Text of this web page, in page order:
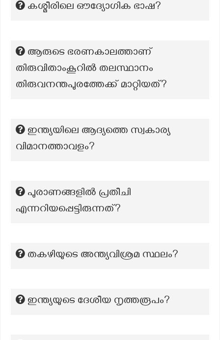
കശ്മീരിലെ ഔദ്യോഗിക ഭാഷ?
ആരുടെ ഭരണകാലത്താണ്
തിരുവിതാംകൂറിൽ തലസ്ഥാനം
തിരുവനന്തപുരത്തേക്ക് മാറ്റിയത്?
ഇന്ത്യയിലെ ആദ്യത്തെ സ്വകാര്യ
വിമാനത്താവളം?
പുരാണങ്ങളില്‍ പ്രതീചി
എന്നറിയപ്പെട്ടിരുന്നത്?
തകഴിയുടെ അന്ത്യവിശ്രമ സ്ഥലം?
ഇന്ത്യയുടെ ദേശീയ നൃത്തരൂപം?